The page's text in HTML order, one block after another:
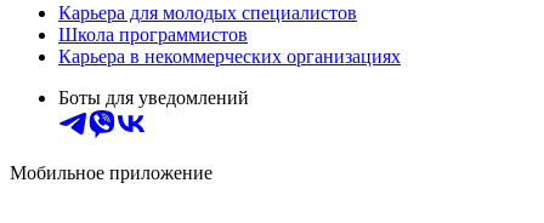
Карьера для молодых специалистов
Школа программистов
Карьера в некоммерческих организациях
Боты для уведомлений
Мобильное приложение